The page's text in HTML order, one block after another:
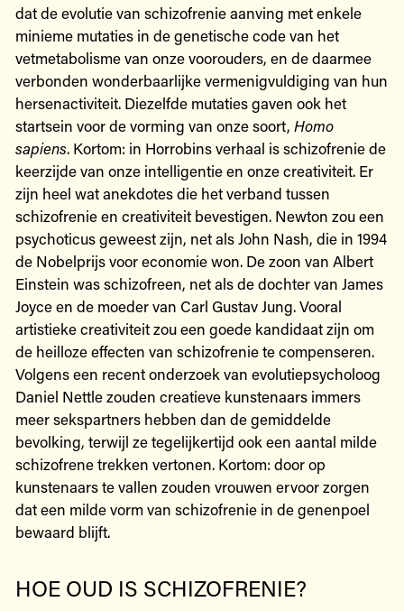
dat de evolutie van schizofrenie aanving met enkele
minieme mutaties in de genetische code van het
vetmetabolisme van onze voorouders, en de daarmee
verbonden wonderbaarlijke vermenigvuldiging van hun
hersenactiviteit. Diezelfde mutaties gaven ook het
startsein voor de vorming van onze soort, Homo
sapiens. Kortom: in Horrobins verhaal is schizofrenie de
keerzijde van onze intelligentie en onze creativiteit. Er
zijn heel wat anekdotes die het verband tussen
schizofrenie en creativiteit bevestigen. Newton zou een
psychoticus geweest zijn, net als John Nash, die in 1994
de Nobelprijs voor economie won. De zoon van Albert
Einstein was schizofreen, net als de dochter van James
Joyce en de moeder van Carl Gustav Jung. Vooral
artistieke creativiteit zou een goede kandidaat zijn om
de heilloze effecten van schizofrenie te compenseren.
Volgens een recent onderzoek van evolutiepsycholoog
Daniel Nettle zouden creatieve kunstenaars immers
meer sekspartners hebben dan de gemiddelde
bevolking, terwijl ze tegelijkertijd ook een aantal milde
schizofrene trekken vertonen. Kortom: door op
kunstenaars te vallen zouden vrouwen ervoor zorgen
dat een milde vorm van schizofrenie in de genenpoel
bewaard blijft.
HOE OUD IS SCHIZOFRENIE?